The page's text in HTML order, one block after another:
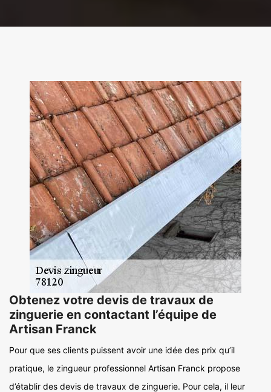
Obtenez votre devis de travaux de
zinguerie en contactant l’équipe de
Artisan Franck
Pour que ses clients puissent avoir une idée des prix qu’il
pratique, le zingueur professionnel Artisan Franck propose
d’établir des devis de travaux de zinguerie. Pour cela, il leur